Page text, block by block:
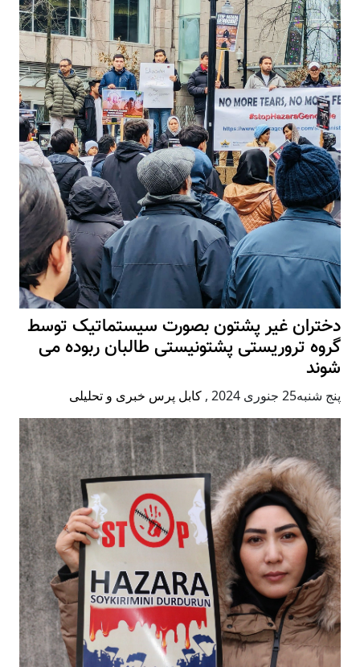
دختران غیر پشتون بصورت سیستماتیک توسط
گروه تروریستی پشتونیستی طالبان ربوده می
شوند
پنج شنبه25 جنوری 2024 , کابل پرس خبری و تحلیلی